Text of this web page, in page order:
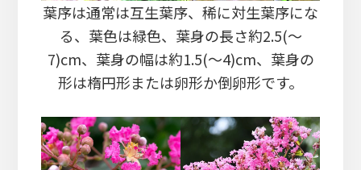
葉序は通常は互生葉序、稀に対生葉序にな
る、葉色は緑色、葉身の長さ約2.5(～
7)cm、葉身の幅は約1.5(～4)cm、葉身の
形は楕円形または卵形か倒卵形です。